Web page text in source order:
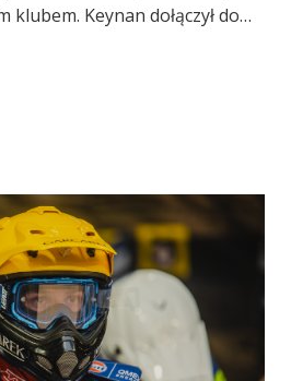
klubem. Keynan dołączył do…